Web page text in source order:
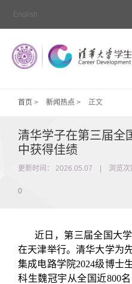
English
首页 > 新闻热点 > 正文
清华学子在第三届全
中获得佳绩
更新时间： 2026.05.07 | 浏览次
0
近日，第三届全国大
在天津举行。清华大学为
集成电路学院2024级博士
科生魏冠宇从全国近800